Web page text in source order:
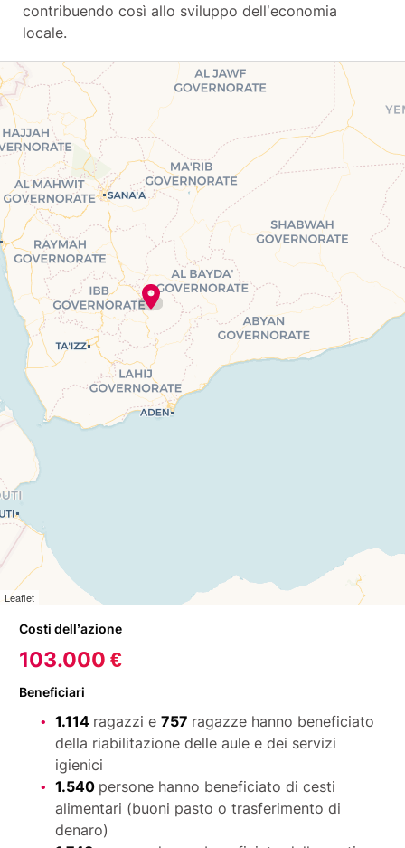
contribuendo così allo sviluppo dell’economia
locale.
Leaflet
Costi dell’azione
103.000 €
Beneficiari
1.114 ragazzi e 757 ragazze hanno beneficiato
della riabilitazione delle aule e dei servizi
igienici
1.540 persone hanno beneficiato di cesti
alimentari (buoni pasto o trasferimento di
denaro)